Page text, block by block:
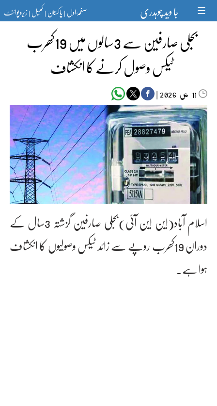
content جا وید چوہدری صفحۂ اول|پاکستان|کھیل|زیرو پوائنٹ
بجلی صارفین سے 3سالوں میں 19کھرب
ٹیکس وصول کرنے کا انکشاف
11 مئی‬‮ |
اسلام آباد(این این آئی)بجلی صارفین گزشتہ 3سال کے
دوران 19کھرب روپے سے زائد ٹیکس وصولیوں کا انکشاف
ہوا ہے۔